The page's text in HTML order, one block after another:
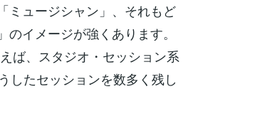
ミュージシャン」、それもど
イメージが強くあります。
ば、スタジオ・セッション系
したセッションを数多く残し